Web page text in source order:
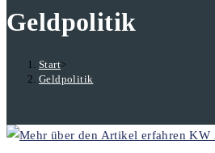
Geldpolitik
Start>
Geldpolitik